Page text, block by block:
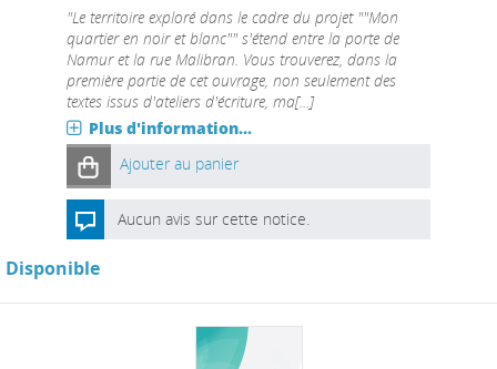
"Le territoire exploré dans le cadre du projet ""Mon
quartier en noir et blanc"" s'étend entre la porte de
Namur et la rue Malibran. Vous trouverez, dans la
première partie de cet ouvrage, non seulement des
textes issus d'ateliers d'écriture, ma[...]
Plus d'information...
Ajouter au panier
Aucun avis sur cette notice.
Disponible